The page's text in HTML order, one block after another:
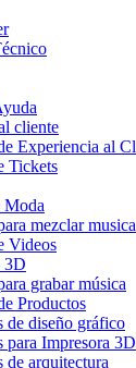
cliente
Experiencia al
Tickets
Moda
mezclar musica
Videos
3D
grabar música
Productos
de diseño gráfico
para Impresora 3D
de arquitectura